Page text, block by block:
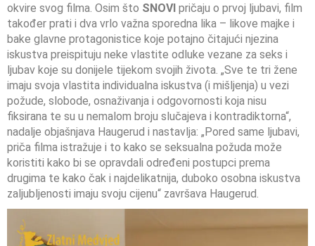
okvire svog filma. Osim što SNOVI pričaju o prvoj ljubavi, film
također prati i dva vrlo važna sporedna lika – likove majke i
bake glavne protagonistice koje potajno čitajući njezina
iskustva preispituju neke vlastite odluke vezane za seks i
ljubav koje su donijele tijekom svojih života. „Sve te tri žene
imaju svoja vlastita individualna iskustva (i mišljenja) u vezi
požude, slobode, osnaživanja i odgovornosti koja nisu
fiksirana te su u nemalom broju slučajeva i kontradiktorna“,
nadalje objašnjava Haugerud i nastavlja: „Pored same ljubavi,
priča filma istražuje i to kako se seksualna požuda može
koristiti kako bi se opravdali određeni postupci prema
drugima te kako čak i najdelikatnija, duboko osobna iskustva
zaljubljenosti imaju svoju cijenu“ završava Haugerud.